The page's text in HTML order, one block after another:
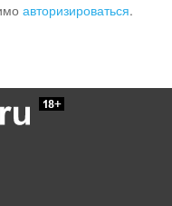
авторизироваться.